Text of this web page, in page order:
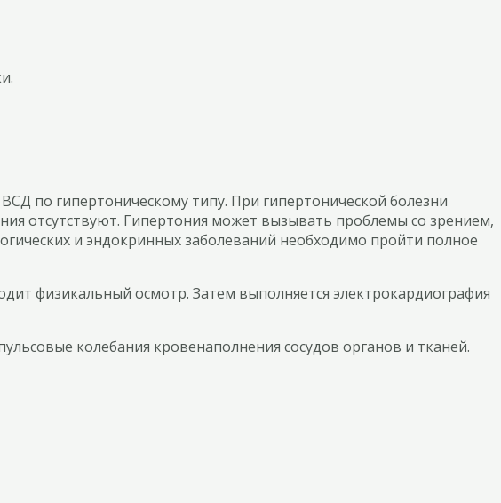
по гипертоническому типу. При гипертонической болезни
отсутствуют. Гипертония может вызывать проблемы со зрением,
и эндокринных заболеваний необходимо пройти полное
физикальный осмотр. Затем выполняется электрокардиография
колебания кровенаполнения сосудов органов и тканей.